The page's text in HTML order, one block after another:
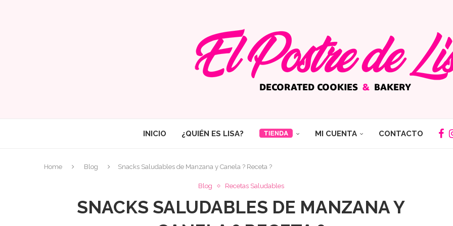
INICIO ¿QUIÉN ES LISA? MI CUENTA CONTACTO
Home Blog Snacks Saludables de Manzana y Canela ? Receta ?
Blog Recetas Saludables
SNACKS SALUDABLES DE MANZANA Y